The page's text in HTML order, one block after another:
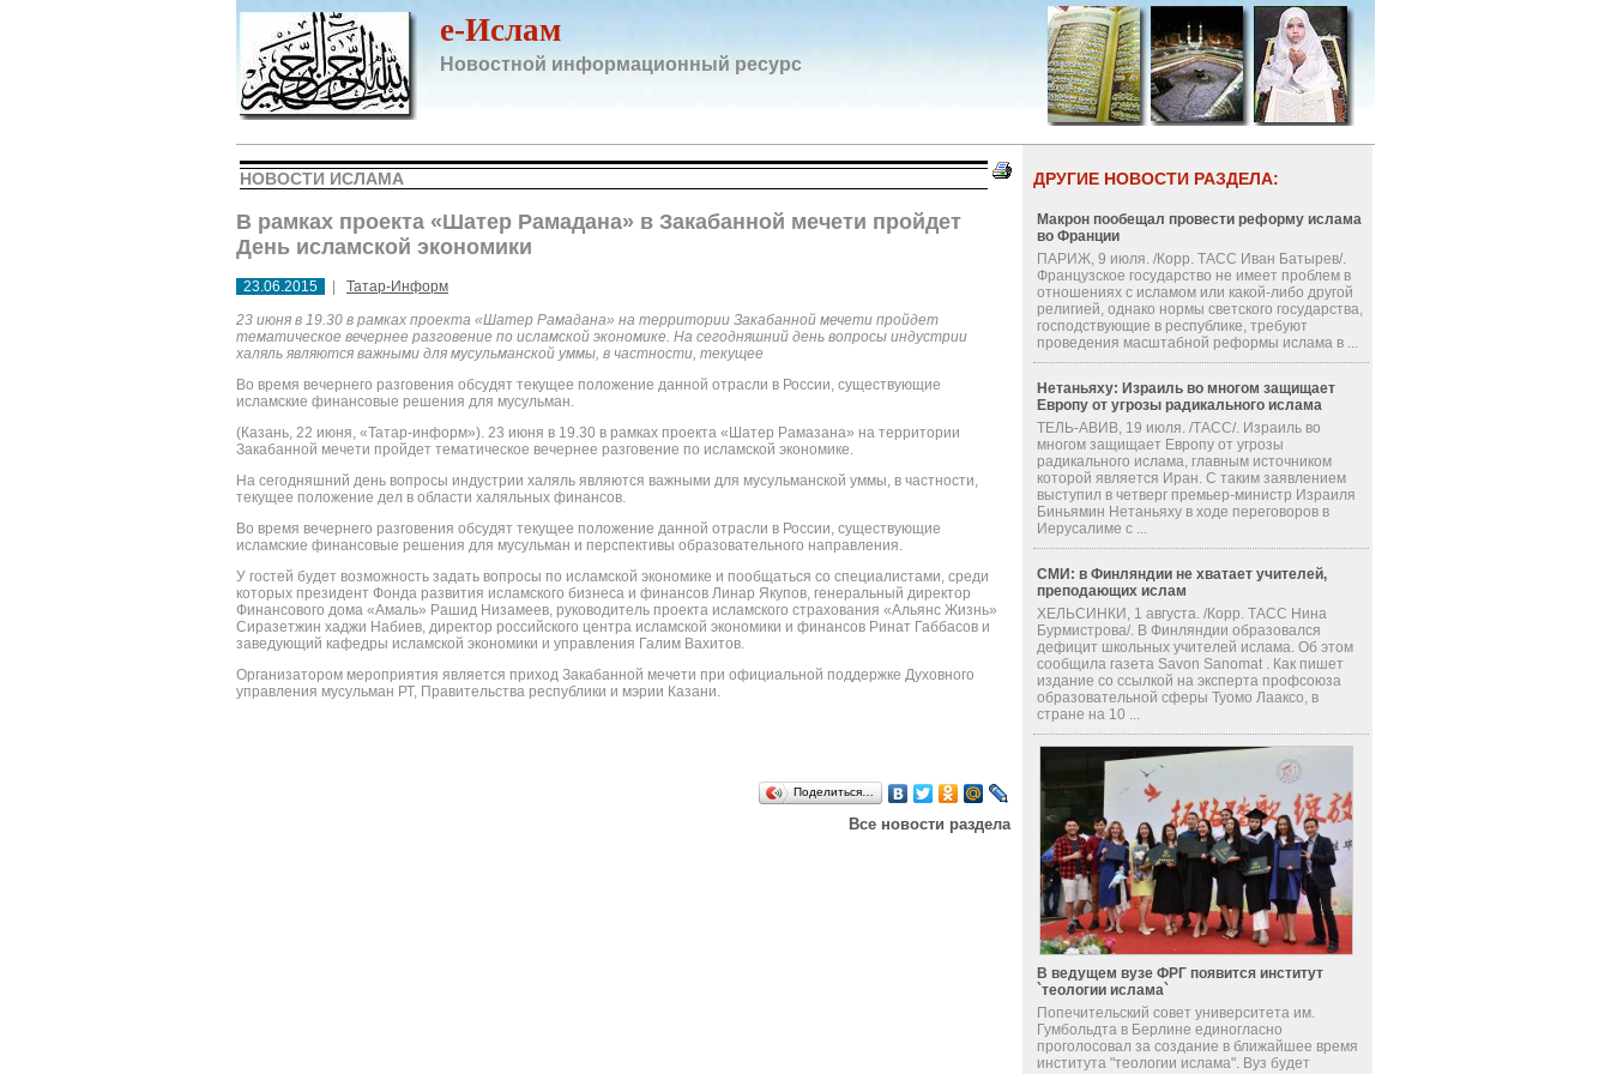
e-Ислам
Новостной информационный ресурс
НОВОСТИ ИСЛАМА
В рамках проекта «Шатер Рамадана» в Закабанной мечети пройдет
День исламской экономики
23.06.2015
Татар-Информ
23 июня в 19.30 в рамках проекта «Шатер Рамадана» на территории Закабанной мечети пройдет
тематическое вечернее разговение по исламской экономике. На сегодняшний день вопросы индустрии
халяль являются важными для мусульманской уммы, в частности, текущее
Во время вечернего разговения обсудят текущее положение данной отрасли в России, существующие
исламские финансовые решения для мусульман.
(Казань, 22 июня, «Татар-информ»). 23 июня в 19.30 в рамках проекта «Шатер Рамазана» на территории
Закабанной мечети пройдет тематическое вечернее разговение по исламской экономике.
На сегодняшний день вопросы индустрии халяль являются важными для мусульманской уммы, в частности,
текущее положение дел в области халяльных финансов.
Во время вечернего разговения обсудят текущее положение данной отрасли в России, существующие
исламские финансовые решения для мусульман и перспективы образовательного направления.
У гостей будет возможность задать вопросы по исламской экономике и пообщаться со специалистами, среди
которых президент Фонда развития исламского бизнеса и финансов Линар Якупов, генеральный директор
Финансового дома «Амаль» Рашид Низамеев, руководитель проекта исламского страхования «Альянс Жизнь»
Сиразетжин хаджи Набиев, директор российского центра исламской экономики и финансов Ринат Габбасов и
заведующий кафедры исламской экономики и управления Галим Вахитов.
Организатором мероприятия является приход Закабанной мечети при официальной поддержке Духовного
управления мусульман РТ, Правительства республики и мэрии Казани.
Поделиться…
Все новости раздела
ДРУГИЕ НОВОСТИ РАЗДЕЛА:
Макрон пообещал провести реформу ислама
во Франции
ПАРИЖ, 9 июля. /Корр. ТАСС Иван Батырев/.
Французское государство не имеет проблем в
отношениях с исламом или какой-либо другой
религией, однако нормы светского государства,
господствующие в республике, требуют
проведения масштабной реформы ислама в ...
Нетаньяху: Израиль во многом защищает
Европу от угрозы радикального ислама
ТЕЛЬ-АВИВ, 19 июля. /ТАСС/. Израиль во
многом защищает Европу от угрозы
радикального ислама, главным источником
которой является Иран. С таким заявлением
выступил в четверг премьер-министр Израиля
Биньямин Нетаньяху в ходе переговоров в
Иерусалиме с ...
СМИ: в Финляндии не хватает учителей,
преподающих ислам
ХЕЛЬСИНКИ, 1 августа. /Корр. ТАСС Нина
Бурмистрова/. В Финляндии образовался
дефицит школьных учителей ислама. Об этом
сообщила газета Savon Sanomat . Как пишет
издание со ссылкой на эксперта профсоюза
образовательной сферы Туомо Лааксо, в
стране на 10 ...
В ведущем вузе ФРГ появится институт
`теологии ислама`
Попечительский совет университета им.
Гумбольдта в Берлине единогласно
проголосовал за создание в ближайшее время
института "теологии ислама". Вуз будет